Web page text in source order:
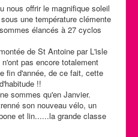
nous offrir le magnifique soleil
une température clémente
élancés à 27 cyclos
de St Antoine par L'isle
pas encore totalement
fin d'année, de ce fait, cette
!!
sommes qu'en Janvier.
son nouveau vélo, un
et lin......la grande classe